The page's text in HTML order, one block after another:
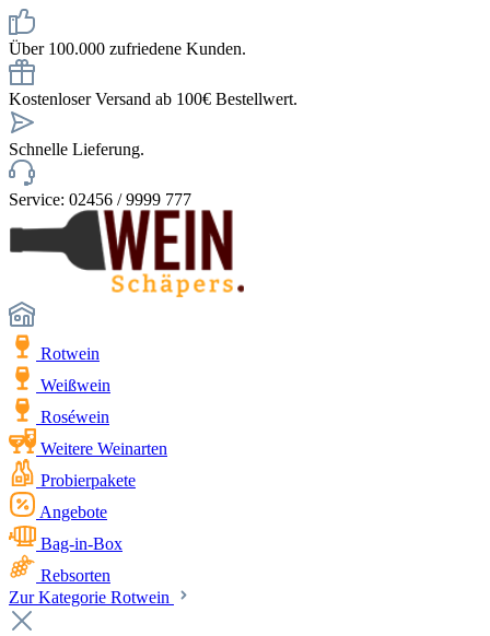
Über 100.000 zufriedene Kunden.
Kostenloser Versand ab 100€ Bestellwert.
Schnelle Lieferung.
Service: 02456 / 9999 777
Rotwein
Weißwein
Roséwein
Weitere Weinarten
Probierpakete
Angebote
Bag-in-Box
Rebsorten
Zur Kategorie Rotwein